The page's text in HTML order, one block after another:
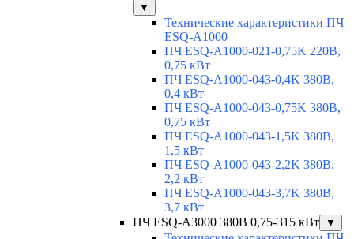
▼
Технические характеристики ПЧ
ESQ-A1000
ПЧ ESQ-A1000-021-0,75K 220В,
0,75 кВт
ПЧ ESQ-A1000-043-0,4K 380В,
0,4 кВт
ПЧ ESQ-A1000-043-0,75K 380В,
0,75 кВт
ПЧ ESQ-A1000-043-1,5K 380В,
1,5 кВт
ПЧ ESQ-A1000-043-2,2K 380В,
2,2 кВт
ПЧ ESQ-A1000-043-3,7K 380В,
3,7 кВт
ПЧ ESQ-A3000 380В 0,75-315 кВт
▼